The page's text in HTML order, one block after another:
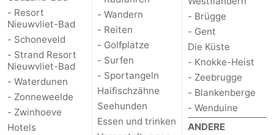
- Resort
Nieuwvliet-Bad
- Schoneveld
- Strand Resort
Nieuwvliet-Bad
- Waterdunen
- Zonneweelde
- Zwinhoeve
Hotels
- Wandern
- Reiten
- Golfplatze
- Surfen
- Sportangeln
Haifischzähne
Seehunden
Essen und trinken
- Brügge
- Gent
Die Küste
- Knokke-Heist
- Zeebrugge
- Blankenberge
- Wenduine
ANDERE